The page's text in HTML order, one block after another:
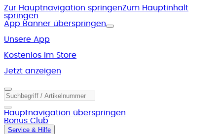
Zur Hauptnavigation springenZum Hauptinhalt
springen
App Banner überspringen
Unsere App
Kostenlos im Store
Jetzt anzeigen
Hauptnavigation überspringen
Bonus Club
Service & Hilfe